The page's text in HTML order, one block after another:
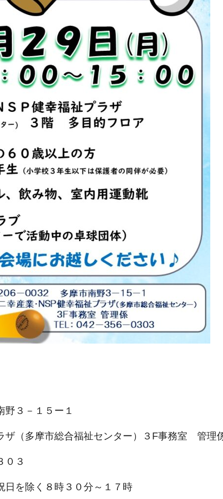
野３－１５ー１
（多摩市総合福祉センター）３F事務室 管理
０３
除く８時３０分～１７時